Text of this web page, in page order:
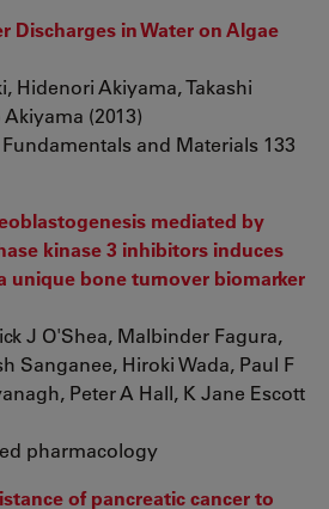
Discharges in Water on Algae
Hidenori Akiyama, Takashi
(2013)
and Materials 133
mediated by
kinase 3 inhibitors induces
unique bone turnover biomarker
J O'Shea, Malbinder Fagura,
Sanganee, Hiroki Wada, Paul F
Peter A Hall, K Jane Escott
pharmacology
of pancreatic cancer to